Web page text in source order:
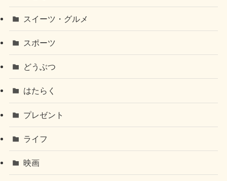
スイーツ・グルメ
スポーツ
どうぶつ
はたらく
プレゼント
ライフ
映画